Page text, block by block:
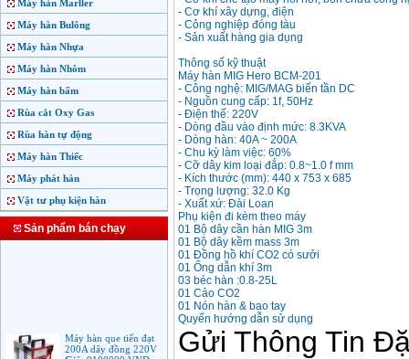
Máy hàn Marller
Máy hàn Bulông
Máy hàn Nhựa
Máy hàn Nhôm
Máy hàn bấm
Rùa cắt Oxy Gas
Rùa hàn tự động
Máy hàn Thiếc
Máy phát hàn
Vật tư phụ kiện hàn
Sản phẩm bán chạy
200A dây đồng 220V
Giá:9100000VND
- Cơ khí xây dựng, điện
- Công nghiệp đóng tàu
- Sản xuất hàng gia dụng
Thông số kỹ thuật
Máy hàn MIG Hero BCM-201
- Công nghệ: MIG/MAG biến tần DC
- Nguồn cung cấp: 1f, 50Hz
- Điện thế: 220V
- Dòng đầu vào định mức: 8.3KVA
- Dòng hàn: 40A ~ 200A
- Chu kỳ làm việc: 60%
- Cỡ dây kim loại đắp: 0.8~1.0 f mm
- Kích thước (mm): 440 x 753 x 685
- Trọng lượng: 32.0 Kg
- Xuất xứ: Đài Loan
Phụ kiện đi kèm theo máy
01 Bộ dây cần hàn MIG 3m
01 Bộ dây kềm mass 3m
01 Đồng hồ khí CO2 có sưởi
01 Ống dẫn khí 3m
03 béc hàn :0.8-25L
01 Cảo CO2
01 Nón hàn & bao tay
Quyển hướng dẫn sử dụng